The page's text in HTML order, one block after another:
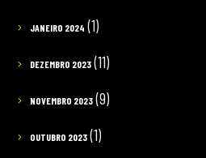
JANEIRO 2024 (1)
DEZEMBRO 2023(11)
NOVEMBRO 2023(9)
OUTUBRO 2023(1)